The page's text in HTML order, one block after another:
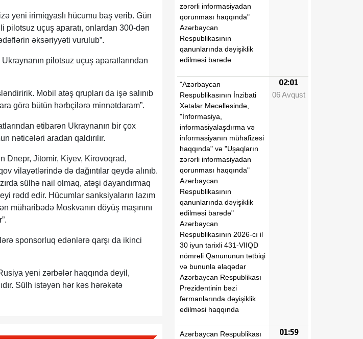
yeni irimiqyaslı hücumu baş verib. Gün
pilotsuz uçuş aparatı, onlardan 300-dən
əksəriyyəti vurulub”.
pilotsuz uçuş aparatlarından
Mobil atəş qrupları da işə salınıb
görə bütün hərbçilərə minnətdaram”.
etibarən Ukraynanın bir çox
nəticələri aradan qaldırılır.
Dnepr, Jitomir, Kiyev, Kirovoqrad,
vilayətlərində də dağıntılar qeydə alınıb.
sülhə nail olmaq, atəşi dayandırmaq
rədd edir. Hücumlar sanksiyaların lazım
müharibədə Moskvanın döyüş maşınını
sponsorluq edənlərə qarşı da ikinci
yeni zərbələr haqqında deyil,
Sülh istəyən hər kəs hərəkətə
zərərli informasiyadan
qorunması haqqında"
Azərbaycan
Respublikasının
qanunlarında dəyişiklik
edilməsi barədə
"Azərbaycan
Respublikasının İnzibati
Xətalar Məcəlləsində,
"İnformasiya,
informasiyalaşdırma və
informasiyanın mühafizəsi
haqqında" və "Uşaqların
zərərli informasiyadan
qorunması haqqında"
Azərbaycan
Respublikasının
qanunlarında dəyişiklik
edilməsi barədə"
Azərbaycan
Respublikasının 2026-cı il
30 iyun tarixli 431-VIIQD
nömrəli Qanununun tətbiqi
və bununla əlaqədar
Azərbaycan Respublikası
Prezidentinin bəzi
fərmanlarında dəyişiklik
edilməsi haqqında
02:01
06 Avqust
Azərbaycan Respublikası
01:59